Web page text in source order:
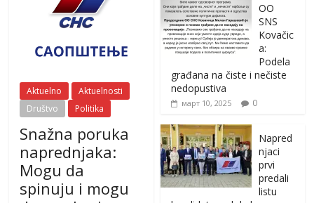
Aktuelno
Aktuelnosti
Društvo
Politika
Snažna poruka
naprednjaka:
Mogu da
spinuju i mogu
OO
SNS
Kovačic
a:
Podela
građana na čiste i nečiste
nedopustiva
март 10, 2025 0
Napred
njaci
prvi
predali
listu